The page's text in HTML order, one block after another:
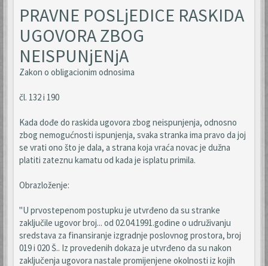
PRAVNE POSLjEDICE RASKIDA
UGOVORA ZBOG
NEISPUNjENjA
Zakon o obligacionim odnosima
čl. 132 i 190
Kada dođe do raskida ugovora zbog neispunjenja, odnosno
zbog nemogućnosti ispunjenja, svaka stranka ima pravo da joj
se vrati ono što je dala, a strana koja vraća novac je dužna
platiti zateznu kamatu od kada je isplatu primila.
Obrazloženje:
"U prvostepenom postupku je utvrđeno da su stranke
zaključile ugovor broj... od 02.04.1991.godine o udruživanju
sredstava za finansiranje izgradnje poslovnog prostora, broj
019 i 020 Š.. Iz provedenih dokaza je utvrđeno da su nakon
zaključenja ugovora nastale promijenjene okolnosti iz kojih